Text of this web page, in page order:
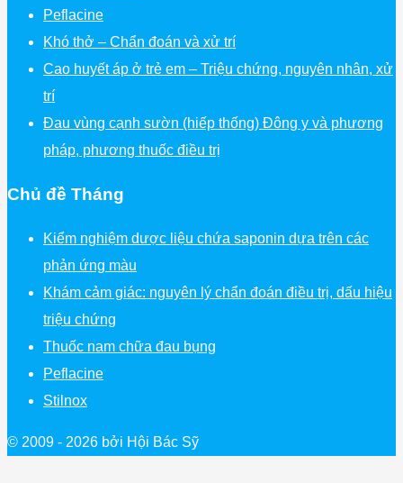
Peflacine
Khó thở – Chẩn đoán và xử trí
Cao huyết áp ở trẻ em – Triệu chứng, nguyên nhân, xử
trí
Đau vùng cạnh sườn (hiếp thống) Đông y và phương
pháp, phương thuốc điều trị
Chủ đề Tháng
Kiểm nghiệm dược liệu chứa saponin dựa trên các
phản ứng màu
Khám cảm giác: nguyên lý chẩn đoán điều trị, dấu hiệu
triệu chứng
Thuốc nam chữa đau bụng
Peflacine
Stilnox
© 2009 - 2026 bởi Hội Bác Sỹ